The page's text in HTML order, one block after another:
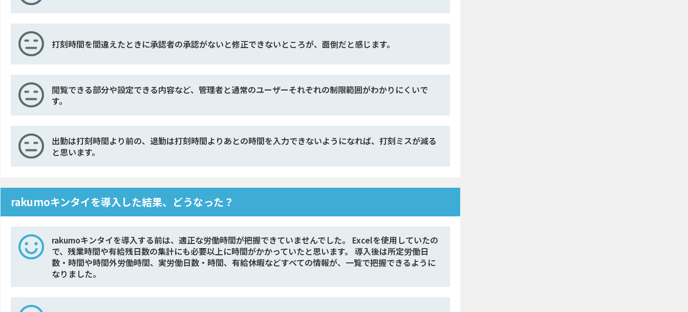
打刻時間を間違えたときに承認者の承認がないと修正できないところが、面倒だと感じます。
閲覧できる部分や設定できる内容など、管理者と通常のユーザーそれぞれの制限範囲がわかりにくいで
す。
出勤は打刻時間より前の、退勤は打刻時間よりあとの時間を入力できないようになれば、打刻ミスが減る
と思います。
rakumoキンタイを導入した結果、どうなった？
rakumoキンタイを導入する前は、適正な労働時間が把握できていませんでした。 Excelを使用していたの
で、残業時間や有給残日数の集計にも必要以上に時間がかかっていたと思います。 導入後は所定労働日
数・時間や時間外労働時間、実労働日数・時間、有給休暇などすべての情報が、一覧で把握できるように
なりました。